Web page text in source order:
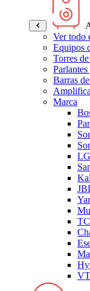
Ver todo
Equipos
Torres
Barras
Marca
LG